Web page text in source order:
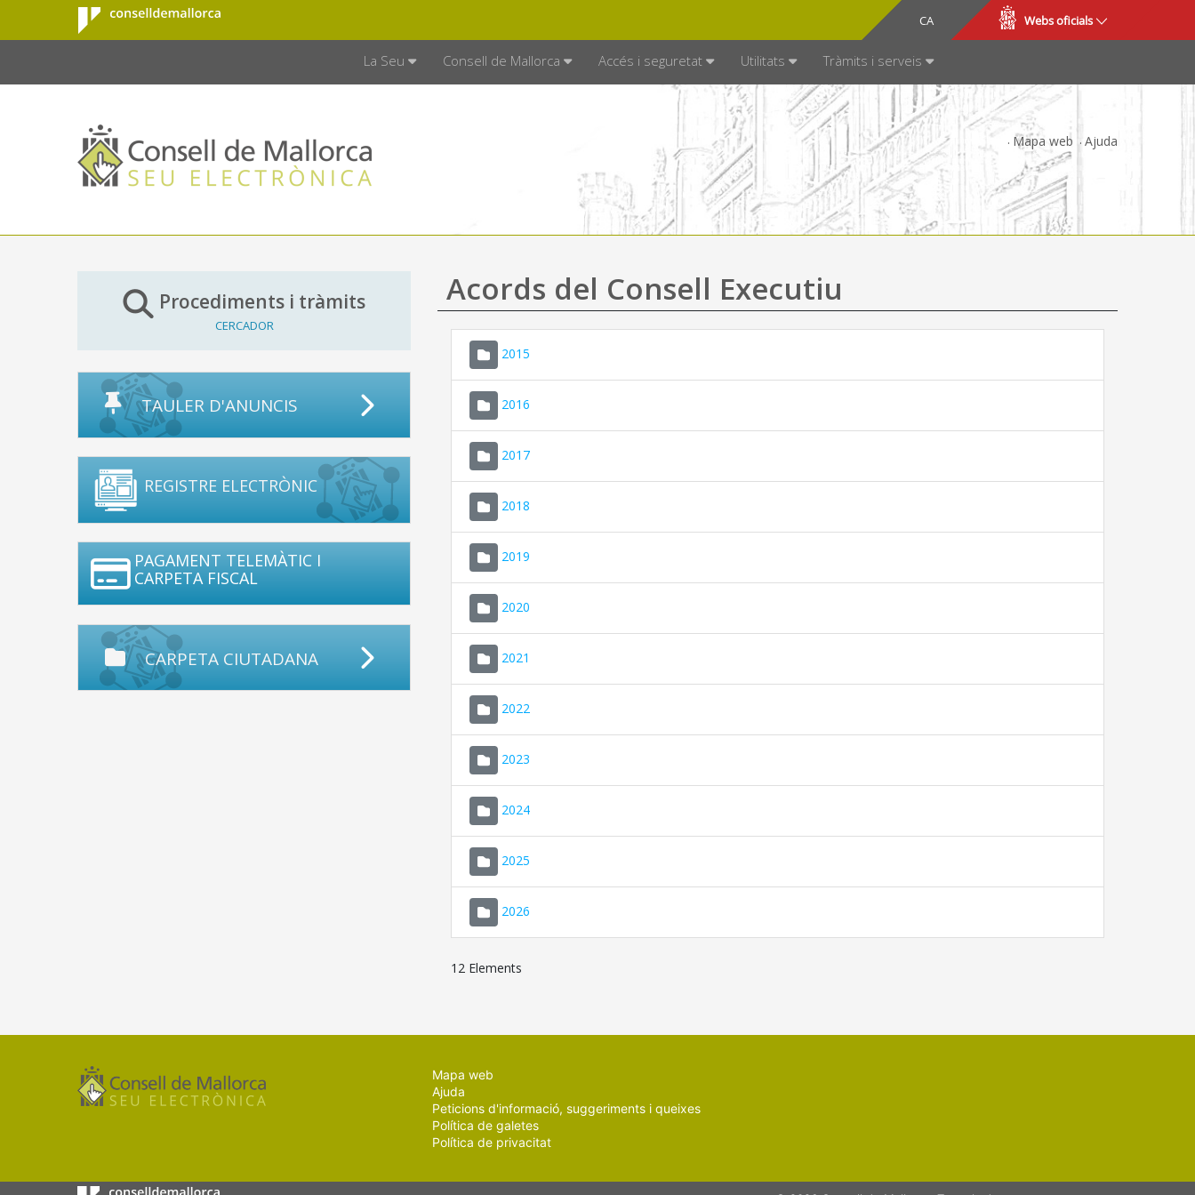
Salta al contingut principal
Consell de
Mallorca
CA
ES Webs oficials
La Seu Consell de Mallorca Accés i seguretat Utilitats Tràmits i serveis
Mapa web Ajuda
Procediments i tràmits
CERCADOR
TAULER D'ANUNCIS
REGISTRE ELECTRÒNIC
PAGAMENT TELEMÀTIC I
CARPETA FISCAL
CARPETA CIUTADANA
Acords del Consell Executiu
2015
2016
2017
2018
2019
2020
2021
2022
2023
2024
2025
2026
12 Elements
Mapa web
Ajuda
Peticions d'informació, suggeriments i queixes
Política de galetes
Política de privacitat